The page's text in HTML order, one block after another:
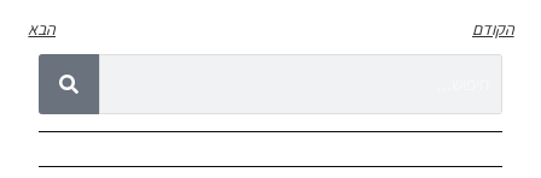
הקודם הבא